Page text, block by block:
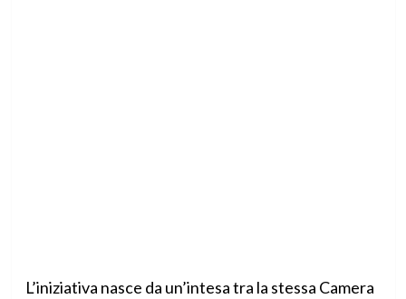
L’iniziativa nasce da un’intesa tra la stessa Camera